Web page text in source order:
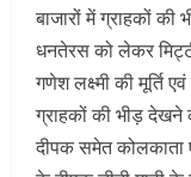
बाजारों में ग्राहकों
धनतेरस को लेकर
गणेश लक्ष्मी की मूर्ति
ग्राहकों की भीड़ देखने
दीपक समेत कोलकाता